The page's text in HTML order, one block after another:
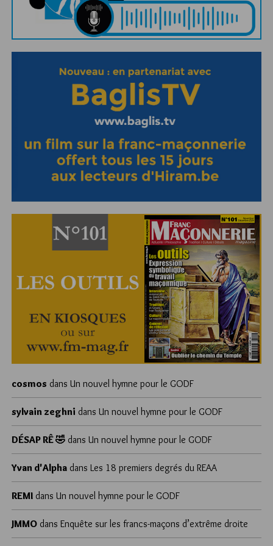
cosmos dans Un nouvel hymne pour le GODF
sylvain zeghni dans Un nouvel hymne pour le GODF
DÉSAP RÊ 🤣 dans Un nouvel hymne pour le GODF
Yvan d'Alpha dans Les 18 premiers degrés du REAA
REMI dans Un nouvel hymne pour le GODF
JMMO dans Enquête sur les francs-maçons d’extrême droite